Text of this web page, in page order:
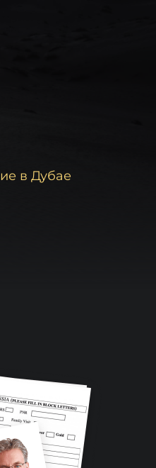
в Дубае